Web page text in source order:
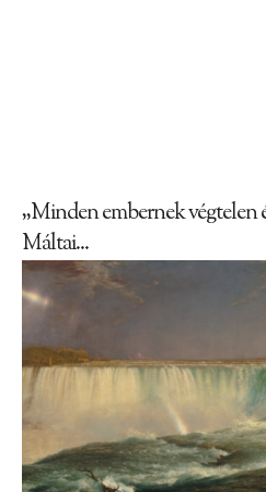
„Minden embernek végtelen
Máltai...